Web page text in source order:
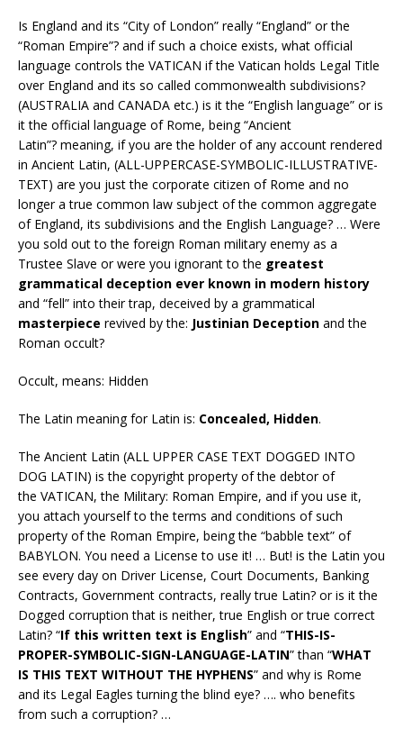
Is England and its “City of London” really “England” or the
“Roman Empire”? and if such a choice exists, what official
language controls the VATICAN if the Vatican holds Legal Title
over England and its so called commonwealth subdivisions?
(AUSTRALIA and CANADA etc.) is it the “English language” or is
it the official language of Rome, being “Ancient
Latin”? meaning, if you are the holder of any account rendered
in Ancient Latin, (ALL-UPPERCASE-SYMBOLIC-ILLUSTRATIVE-
TEXT) are you just the corporate citizen of Rome and no
longer a true common law subject of the common aggregate
of England, its subdivisions and the English Language? … Were
you sold out to the foreign Roman military enemy as a
Trustee Slave or were you ignorant to the greatest
grammatical deception ever known in modern history
and “fell” into their trap, deceived by a grammatical
masterpiece revived by the: Justinian Deception and the
Roman occult?
Occult, means: Hidden
The Latin meaning for Latin is: Concealed, Hidden.
The Ancient Latin (ALL UPPER CASE TEXT DOGGED INTO
DOG LATIN) is the copyright property of the debtor of
the VATICAN, the Military: Roman Empire, and if you use it,
you attach yourself to the terms and conditions of such
property of the Roman Empire, being the “babble text” of
BABYLON. You need a License to use it! … But! is the Latin you
see every day on Driver License, Court Documents, Banking
Contracts, Government contracts, really true Latin? or is it the
Dogged corruption that is neither, true English or true correct
Latin? “If this written text is English” and “THIS-IS-
PROPER-SYMBOLIC-SIGN-LANGUAGE-LATIN” than “WHAT
IS THIS TEXT WITHOUT THE HYPHENS” and why is Rome
and its Legal Eagles turning the blind eye? …. who benefits
from such a corruption? …